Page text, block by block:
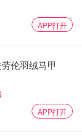
APP打开
伦羽绒马甲
APP打开